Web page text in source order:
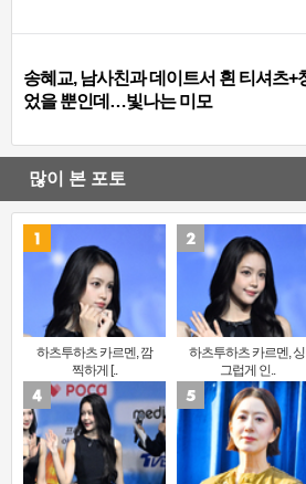
송혜교, 남사친과 데이트서 흰 티셔츠+
었을 뿐인데…빛나는 미모
많이 본 포토
하츠투하츠 카르멘, 깜
찍하게 [..
하츠투하츠 카르멘, 싱
그럽게 인..